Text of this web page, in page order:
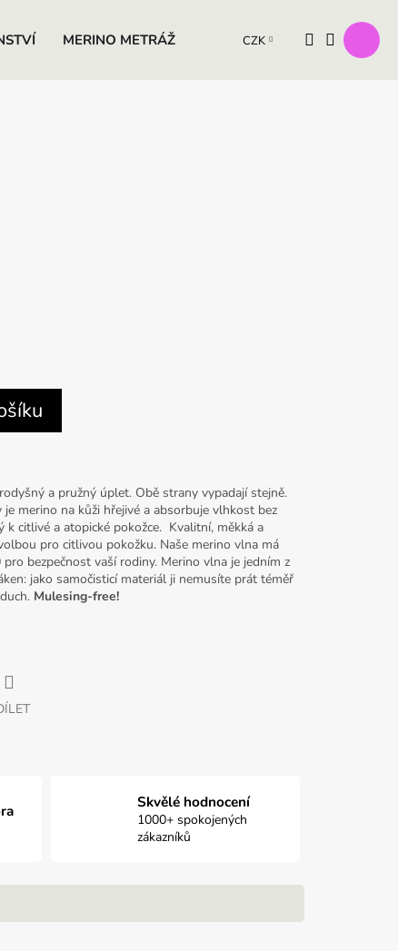
CZK
MERINO METRÁŽ VÝROBKY Z OVČÍ VLNY
a pružný úplet. Obě strany vypadají stejně.
merino na kůži hřejivé a absorbuje vlhkost bez
k citlivé a atopické pokožce. Kvalitní, měkká a
pro citlivou pokožku. Naše merino vlna má
bezpečnost vaší rodiny. Merino vlna je jedním z
jako samočisticí materiál ji nemusíte prát téměř
Mulesing-free!
Skvělé hodnocení
1000+ spokojených
zákazníků